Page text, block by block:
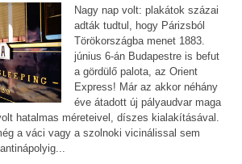
Nagy nap volt: plakátok százai
adták tudtul, hogy Párizsból
Törökországba menet 1883.
június 6-án Budapestre is befut
a gördülő palota, az Orient
Express! Már az akkor néhány
éve átadott új pályaudvar maga
hatalmas méreteivel, díszes kialakításával.
a váci vagy a szolnoki vicinálissal sem